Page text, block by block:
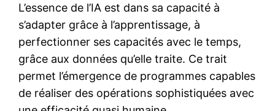
L’essence de l’IA est dans sa capacité à
s’adapter grâce à l’apprentissage, à
perfectionner ses capacités avec le temps,
grâce aux données qu’elle traite. Ce trait
permet l’émergence de programmes capables
de réaliser des opérations sophistiquées avec